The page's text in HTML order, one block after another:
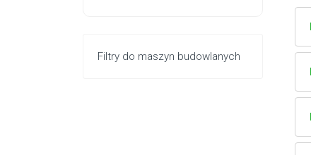
Filtry do maszyn budowlanych